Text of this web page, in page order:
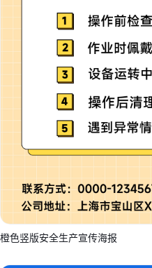
橙色竖版安全生产宣传海报